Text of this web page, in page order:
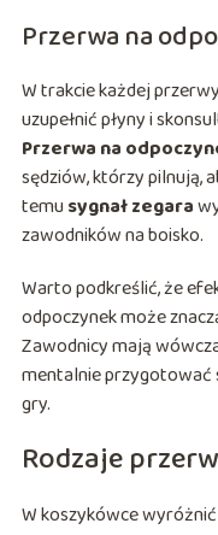
Przerwa na
W trakcie każdej
uzupełnić płyny i
Przerwa na
sędziów, którzy pilnują,
temusygnał zegara
zawodników na boisko.
Warto podkreślić, że
odpoczynek może
Zawodnicy mają
mentalnie przygotować
gry.
Rodzaje
W koszykówce